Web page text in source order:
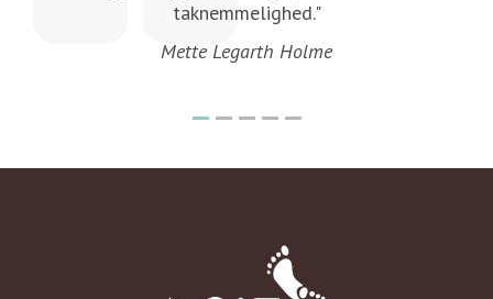
taknemmelighed."
Mette Legarth Holme